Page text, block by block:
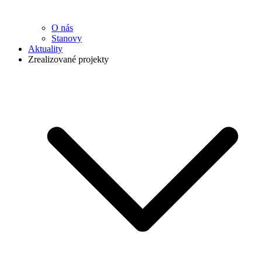
O nás
Stanovy
Aktuality
Zrealizované projekty